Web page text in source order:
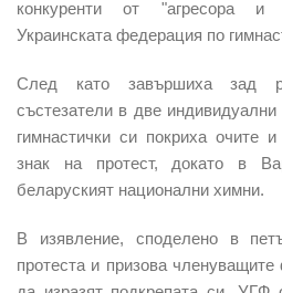
конкуренти от "агресора и
Украинската федерация по
След като завършиха зад
състезатели в две
гимнастички си покриха очите
знак на протест, докато в
беларуският национални химни.
В изявление, споделено в
протеста и призова